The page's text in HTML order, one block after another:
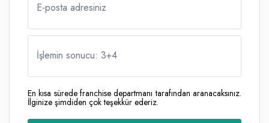
E-posta adresiniz
İşlemin sonucu: 3+4
En kısa sürede franchise departmanı tarafından aranacaksınız.
İlginize şimdiden çok teşekkür ederiz.